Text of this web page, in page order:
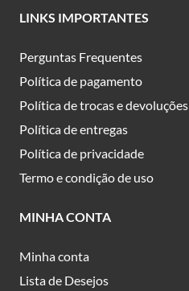
LINKS IMPORTANTES
Perguntas Frequentes
Política de pagamento
Política de trocas e devoluções
Política de entregas
Política de privacidade
Termo e condição de uso
MINHA CONTA
Minha conta
Lista de Desejos